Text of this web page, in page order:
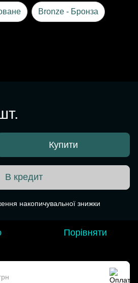
Bronze - Бронза
Купити
В кредит
накопичувальної знижки
Порівняти